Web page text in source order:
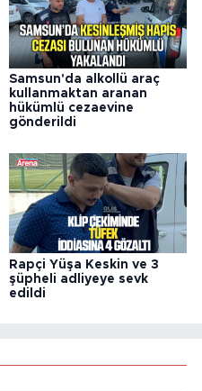
Samsun'da alkollü araç
kullanmaktan aranan
hükümlü cezaevine
gönderildi
Rapçi Yüşa Keskin ve 3
şüpheli adliyeye sevk
edildi